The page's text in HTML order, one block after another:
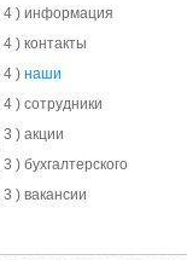
4 ) информация
) контакты
4 ) наши
) сотрудники
) акции
) бухгалтерского
) вакансии